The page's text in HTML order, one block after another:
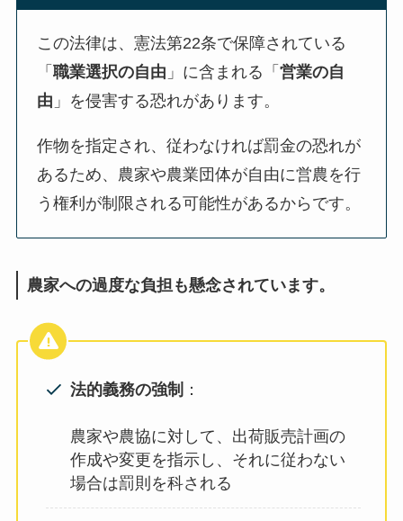
この法律は、憲法第22条で保障されている
「職業選択の自由 」に含まれる「営業の自
由 」を侵害する恐れがあります。
作物を指定され、従わなければ罰金の恐れが
あるため、農家や農業団体が自由に営農を行
う権利が制限される可能性があるからです。
農家への過度な負担も懸念されています。
法的義務の強制 ：
農家や農協に対して、出荷販売計画の
作成や変更を指示し、それに従わない
場合は罰則を科される